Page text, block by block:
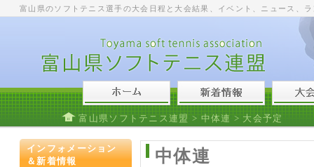
富山県のソフトテニス選手の大会日程と大会結果、イベント、ニュース、
富山県ソフトテニス連盟 > 中体連 > 大会予定
インフォメーション
＆新着情報
中体連